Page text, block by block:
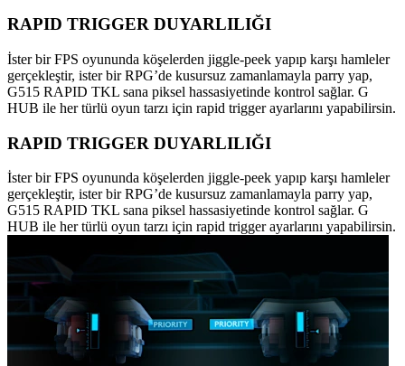
RAPID TRIGGER DUYARLILIĞI
İster bir FPS oyununda köşelerden jiggle-peek yapıp karşı hamleler
gerçekleştir, ister bir RPG’de kusursuz zamanlamayla parry yap,
G515 RAPID TKL sana piksel hassasiyetinde kontrol sağlar. G
HUB ile her türlü oyun tarzı için rapid trigger ayarlarını yapabilirsin.
RAPID TRIGGER DUYARLILIĞI
İster bir FPS oyununda köşelerden jiggle-peek yapıp karşı hamleler
gerçekleştir, ister bir RPG’de kusursuz zamanlamayla parry yap,
G515 RAPID TKL sana piksel hassasiyetinde kontrol sağlar. G
HUB ile her türlü oyun tarzı için rapid trigger ayarlarını yapabilirsin.